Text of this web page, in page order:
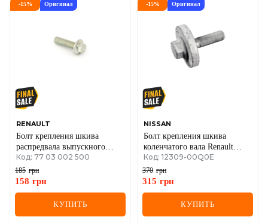
-15% Оригинал
RENAULT
Болт крепления шкива
распредвала выпускного
(переднего шкива) 2.0dCi /
1.6dCi / 2.3dCi
Код: 77 03 002 500
185 грн
158 грн
КУПИТЬ
-15% Оригинал
NISSAN
Болт крепления шкива
коленчатого вала Renault
Trafic II 1.5dCi + 1.4 + 1.6
16V / 1.6 + 1.6 16V / 1.6
Код: 12309-00Q0E
370 грн
315 грн
КУПИТЬ